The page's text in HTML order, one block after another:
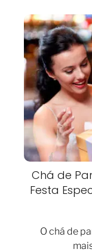
Chá de
Festa
O chá de